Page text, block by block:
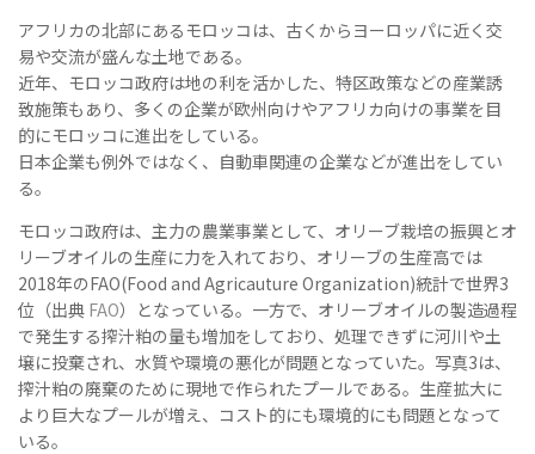
アフリカの北部にあるモロッコは、古くからヨーロッパに近く交
易や交流が盛んな土地である。
近年、モロッコ政府は地の利を活かした、特区政策などの産業誘
致施策もあり、多くの企業が欧州向けやアフリカ向けの事業を目
的にモロッコに進出をしている。
日本企業も例外ではなく、自動車関連の企業などが進出をしてい
る。
モロッコ政府は、主力の農業事業として、オリーブ栽培の振興とオ
リーブオイルの生産に力を入れており、オリーブの生産高では
2018年のFAO(Food and Agricauture Organization)統計で世界3
位（出典 FAO）となっている。一方で、オリーブオイルの製造過程
で発生する搾汁粕の量も増加をしており、処理できずに河川や土
壌に投棄され、水質や環境の悪化が問題となっていた。写真3は、
搾汁粕の廃棄のために現地で作られたプールである。生産拡大に
より巨大なプールが増え、コスト的にも環境的にも問題となって
いる。